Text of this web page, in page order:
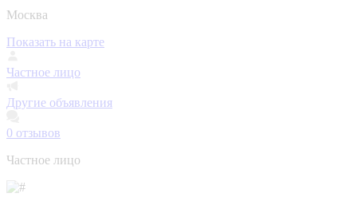
Москва
Показать на карте
Частное лицо
Другие объявления
0 отзывов
Частное лицо